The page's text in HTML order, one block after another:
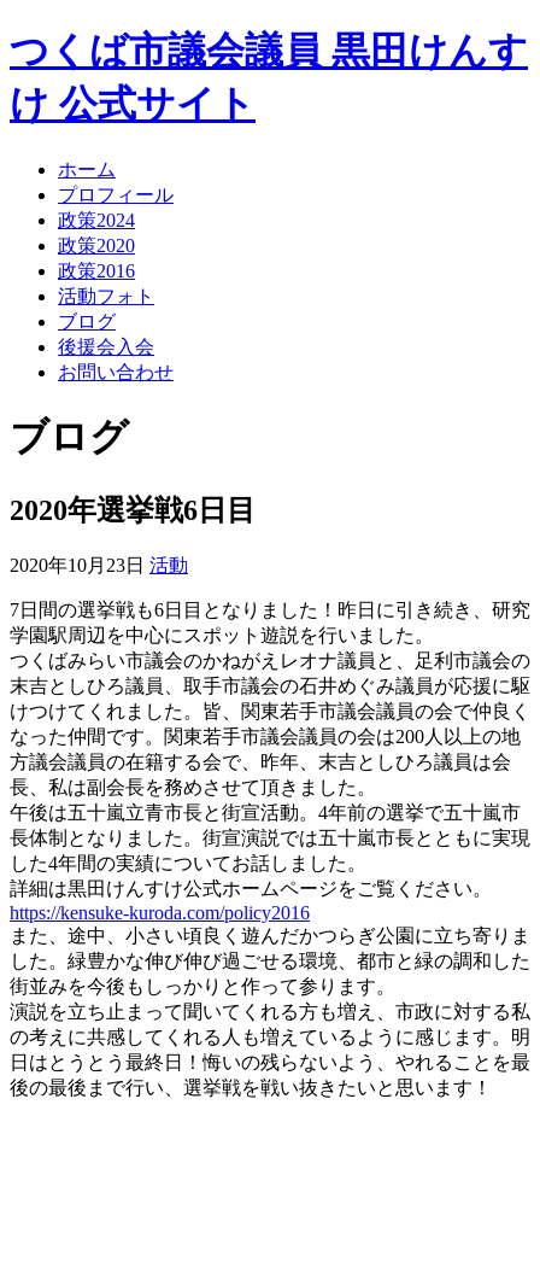
つくば市議会議員 黒田けんす
け 公式サイト
ホーム
プロフィール
政策2024
政策2020
政策2016
活動フォト
ブログ
後援会入会
お問い合わせ
ブログ
2020年選挙戦6日目
2020年10月23日 活動
7日間の選挙戦も6日目となりました！昨日に引き続き、研究
学園駅周辺を中心にスポット遊説を行いました。
つくばみらい市議会のかねがえレオナ議員と、足利市議会の
末吉としひろ議員、取手市議会の石井めぐみ議員が応援に駆
けつけてくれました。皆、関東若手市議会議員の会で仲良く
なった仲間です。関東若手市議会議員の会は200人以上の地
方議会議員の在籍する会で、昨年、末吉としひろ議員は会
長、私は副会長を務めさせて頂きました。
午後は五十嵐立青市長と街宣活動。4年前の選挙で五十嵐市
長体制となりました。街宣演説では五十嵐市長とともに実現
した4年間の実績についてお話しました。
詳細は黒田けんすけ公式ホームページをご覧ください。
https://kensuke-kuroda.com/policy2016
また、途中、小さい頃良く遊んだかつらぎ公園に立ち寄りま
した。緑豊かな伸び伸び過ごせる環境、都市と緑の調和した
街並みを今後もしっかりと作って参ります。
演説を立ち止まって聞いてくれる方も増え、市政に対する私
の考えに共感してくれる人も増えているように感じます。明
日はとうとう最終日！悔いの残らないよう、やれることを最
後の最後まで行い、選挙戦を戦い抜きたいと思います！